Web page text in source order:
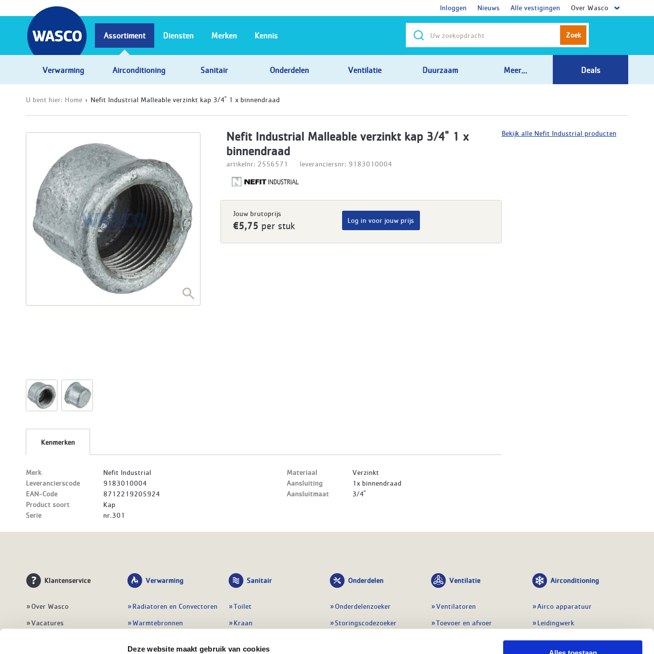
Deze website maakt gebruik van cookies
Inloggen Nieuws Alle vestigingen Over Wasco
Zoek
Assortiment
Verwarming Airconditioning Sanitair Onderdelen Ventilatie Duurzaam Meer... Deals
Diensten Merken Kennis
U bent hier: Home Nefit Industrial Malleable verzinkt kap 3/4" 1 x binnendraad
Nefit Industrial Malleable verzinkt kap 3/4" 1 x
binnendraad
artikelnr: 2556571 leveranciersnr: 9183010004
Jouw brutoprijs
€5,75 per stuk
Log in voor jouw prijs
Kenmerken
Merk
Nefit Industrial
Leverancierscode
9183010004
EAN-Code
8712219205924
Product soort
Kap
Serie
nr.301
Materiaal
Verzinkt
Aansluiting
1x binnendraad
Aansluitmaat
3/4"
Bekijk alle Nefit Industrial producten
Klantenservice
Over Wasco
Vacatures
Verwarming
Radiatoren en Convectoren
Warmtebronnen
Sanitair
Toilet
Kraan
Onderdelen
Onderdelenzoeker
Storingscodezoeker
Ventilatie
Ventilatoren
Toevoer en afvoer
Airconditioning
Airco apparatuur
Leidingwerk
Airconditioning toebehoren